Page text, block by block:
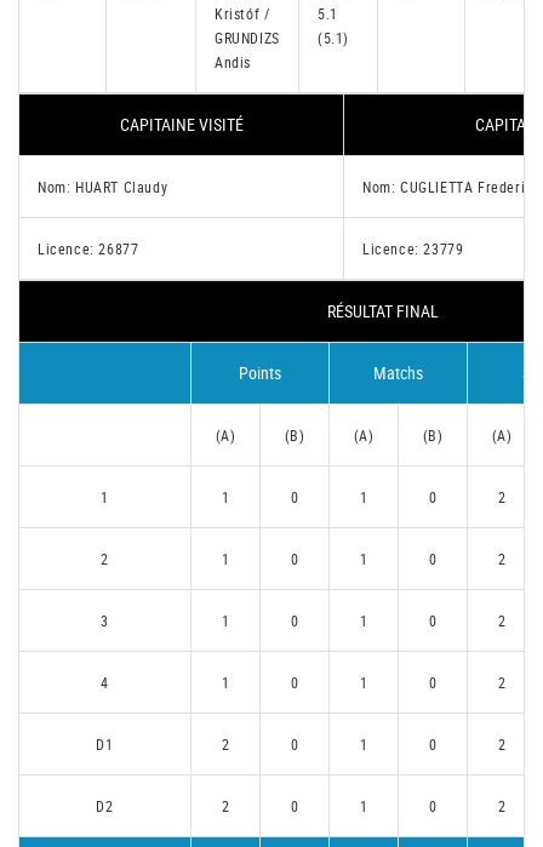
Kristóf /
GRUNDIZS
Andis
5.1
(5.1)
CAPITAINE VISITÉ
Nom: HUART Claudy Nom: CUGLIETTA Frederic
Licence: 26877 Licence: 23779
RÉSULTAT FINAL
Points Matchs
(A) (B) (A) (B) (A)
1 1 0 1 0 2
2 1 0 1 0 2
3 1 0 1 0 2
4 1 0 1 0 2
D1 2 0 1 0 2
D2 2 0 1 0 2